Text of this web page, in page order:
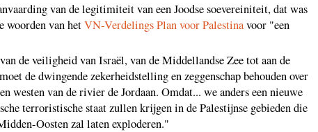
van de legitimiteit van een Joodse soevereiniteit, dat was
woorden van hetVN-Verdelings Plan voor Palestinavoor "een
de veiligheid van Israël, van de Middellandse Zee tot aan de
de dwingende zekerheidstelling en zeggenschap behouden over
westen van de rivier de Jordaan. Omdat... we anders een nieuwe
terroristische staat zullen krijgen in de Palestijnse gebieden die
Oosten zal laten exploderen."